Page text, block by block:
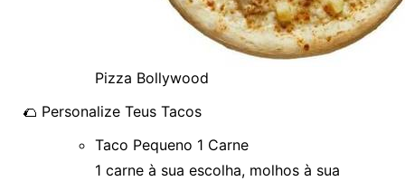
Pizza Bollywood
🌮 Personalize Teus Tacos
Taco Pequeno 1 Carne
1 carne à sua escolha, molhos à sua